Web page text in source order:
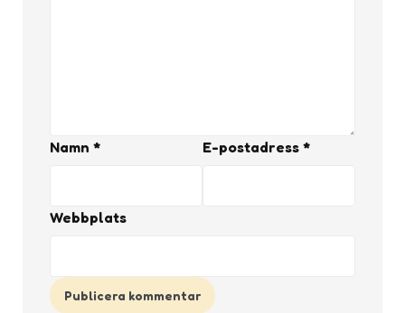
Namn * E-postadress *
Webbplats